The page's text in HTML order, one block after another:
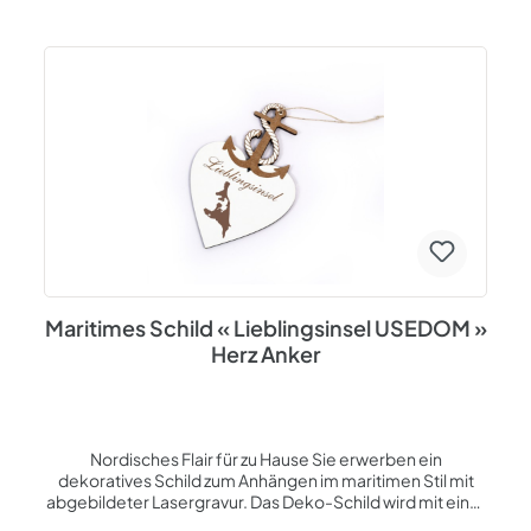
Anker eignet sich als Dekoration für Wohnung, Haus,
wunderbare Erinnerung an einen tollen Urlaub an der
als Präsent an Feiertagen wie Weihnachten, Ostern,
Nikolaus, Geburtstag oder anderen besonderen
Anlässen verschenkt werden. Unsere Produkte werden in
unserer Firma an der Ostsee auf Insel Usedom entworfen
und hergestellt. Geeignet für den Innenbereich. Bitte vor
Nässe schützen. Thema: Norddeutschland
weiß beschichtet, Rückseite braun Lasergravur - braun
Maritimes Schild « Lieblingsinsel USEDOM »
Herz Anker
Nordisches Flair für zu Hause Sie erwerben ein
dekoratives Schild zum Anhängen im maritimen Stil mit
abgebildeter Lasergravur. Das Deko-Schild wird mit einer